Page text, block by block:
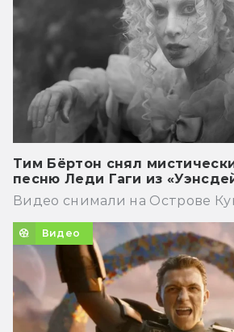
Тим Бёртон снял
песню Леди Гаги из
Видео снимали на Острове
Видео